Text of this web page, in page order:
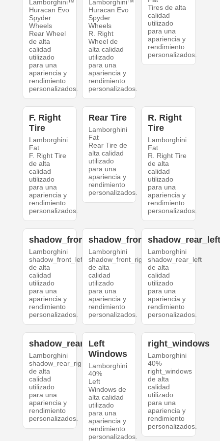
Lamborghini™
Huracan Evo
Spyder
Wheels
Rear Wheel
de alta
calidad
utilizado
para una
apariencia y
rendimiento
personalizados.
Lamborghini™
Huracan Evo
Spyder
Wheels
R. Right
Wheel de
alta calidad
utilizado
para una
apariencia y
rendimiento
personalizados.
Tires de alta
calidad
utilizado
para una
apariencia y
rendimiento
personalizados.
F. Right
Tire
Lamborghini
Fat
F. Right Tire
de alta
calidad
utilizado
para una
apariencia y
rendimiento
personalizados.
Rear Tire
Lamborghini
Fat
Rear Tire de
alta calidad
utilizado
para una
apariencia y
rendimiento
personalizados.
R. Right
Tire
Lamborghini
Fat
R. Right Tire
de alta
calidad
utilizado
para una
apariencia y
rendimiento
personalizados.
shadow_front_left
Lamborghini
shadow_front_left
de alta
calidad
utilizado
para una
apariencia y
rendimiento
personalizados.
shadow_front_right
Lamborghini
shadow_front_right
de alta
calidad
utilizado
para una
apariencia y
rendimiento
personalizados.
Lamborghini
shadow_rear_left
de alta
calidad
utilizado
para una
apariencia y
rendimiento
personalizados.
shadow_rear_right
Lamborghini
shadow_rear_right
de alta
calidad
utilizado
para una
apariencia y
rendimiento
personalizados.
Left
Windows
Lamborghini
40%
Left
Windows de
alta calidad
utilizado
para una
apariencia y
rendimiento
personalizados.
right_windows
Lamborghini
40%
right_windows
de alta
calidad
utilizado
para una
apariencia y
rendimiento
personalizados.